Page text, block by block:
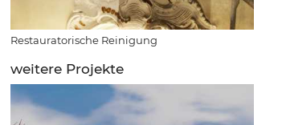
Restauratorische Reinigung
weitere Projekte